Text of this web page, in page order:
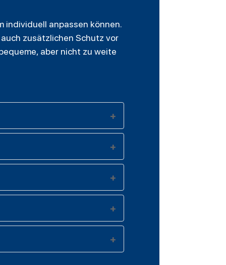
individuell anpassen können.
zusätzlichen Schutz vor
aber nicht zu weite